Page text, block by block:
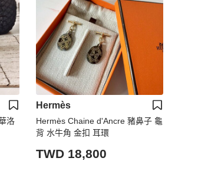
洛
Hermès
Hermès Chaine d'Ancre 豬鼻子 龜
背 水牛角 金扣 耳環
TWD 18,800